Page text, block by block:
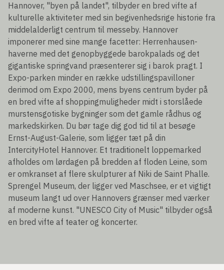
Hannover, "byen på landet", tilbyder en bred vifte af
kulturelle aktiviteter med sin begivenhedsrige historie fra
middelalderligt centrum til messeby. Hannover
imponerer med sine mange facetter: Herrenhausen-
haverne med det genopbyggede barokpalads og det
gigantiske springvand præsenterer sig i barok pragt. I
Expo-parken minder en række udstillingspavilloner
derimod om Expo 2000, mens byens centrum byder på
en bred vifte af shoppingmuligheder midt i storslåede
murstensgotiske bygninger som det gamle rådhus og
markedskirken. Du bør tage dig god tid til at besøge
Ernst-August-Galerie, som ligger tæt på din
IntercityHotel Hannover. Et traditionelt loppemarked
afholdes om lørdagen på bredden af floden Leine, som
er omkranset af flere skulpturer af Niki de Saint Phalle.
Sprengel Museum, der ligger ved Maschsee, er et vigtigt
museum langt ud over Hannovers grænser med værker
af moderne kunst. "UNESCO City of Music" tilbyder også
en bred vifte af teater og koncerter.